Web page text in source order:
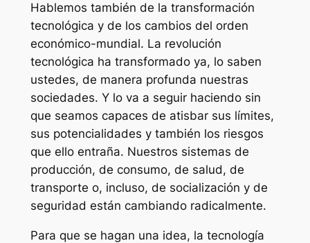
Hablemos también de la transformación
tecnológica y de los cambios del orden
económico-mundial. La revolución
tecnológica ha transformado ya, lo saben
ustedes, de manera profunda nuestras
sociedades. Y lo va a seguir haciendo sin
que seamos capaces de atisbar sus límites,
sus potencialidades y también los riesgos
que ello entraña. Nuestros sistemas de
producción, de consumo, de salud, de
transporte o, incluso, de socialización y de
seguridad están cambiando radicalmente.
Para que se hagan una idea, la tecnología